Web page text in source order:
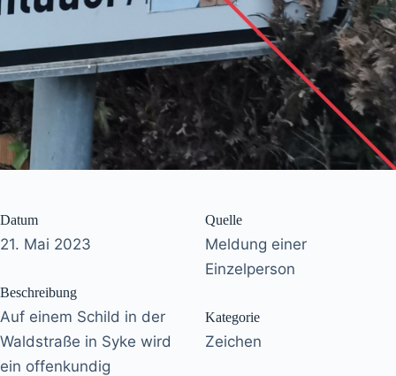
Datum
21. Mai 2023
Beschreibung
Auf einem Schild in der
Waldstraße in Syke wird
ein offenkundig
Quelle
Meldung einer
Einzelperson
Kategorie
Zeichen